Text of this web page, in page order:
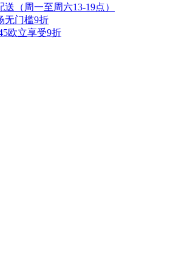
（周一至周六13-19点）
无门槛9折
欧立享受9折